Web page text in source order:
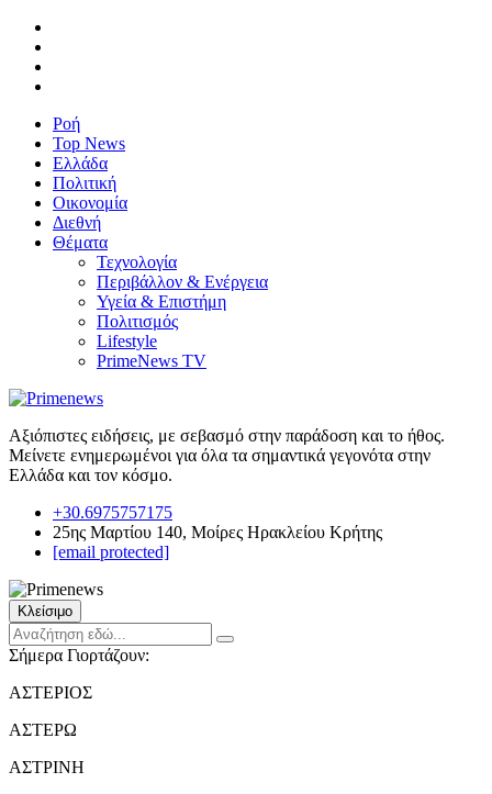
Ροή
Top News
Ελλάδα
Πολιτική
Οικονομία
Διεθνή
Θέματα
Τεχνολογία
Περιβάλλον & Ενέργεια
Υγεία & Επιστήμη
Πολιτισμός
Lifestyle
PrimeNews TV
Αξιόπιστες ειδήσεις, με σεβασμό στην παράδοση και το ήθος.
Μείνετε ενημερωμένοι για όλα τα σημαντικά γεγονότα στην
Ελλάδα και τον κόσμο.
+30.6975757175
25ης Μαρτίου 140, Μοίρες Ηρακλείου Κρήτης
[email protected]
Κλείσιμο
Σήμερα Γιορτάζουν:
ΑΣΤΕΡΙΟΣ
ΑΣΤΕΡΩ
ΑΣΤΡΙΝΗ